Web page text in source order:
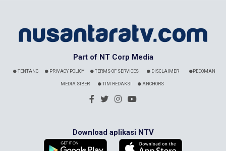
Part of NT Corp Media
TENTANG PRIVACY POLICY TERMS OF SERVICES DISCLAIMER PEDOMAN
MEDIA SIBER TIM REDAKSI ANCHORS
Download aplikasi NTV